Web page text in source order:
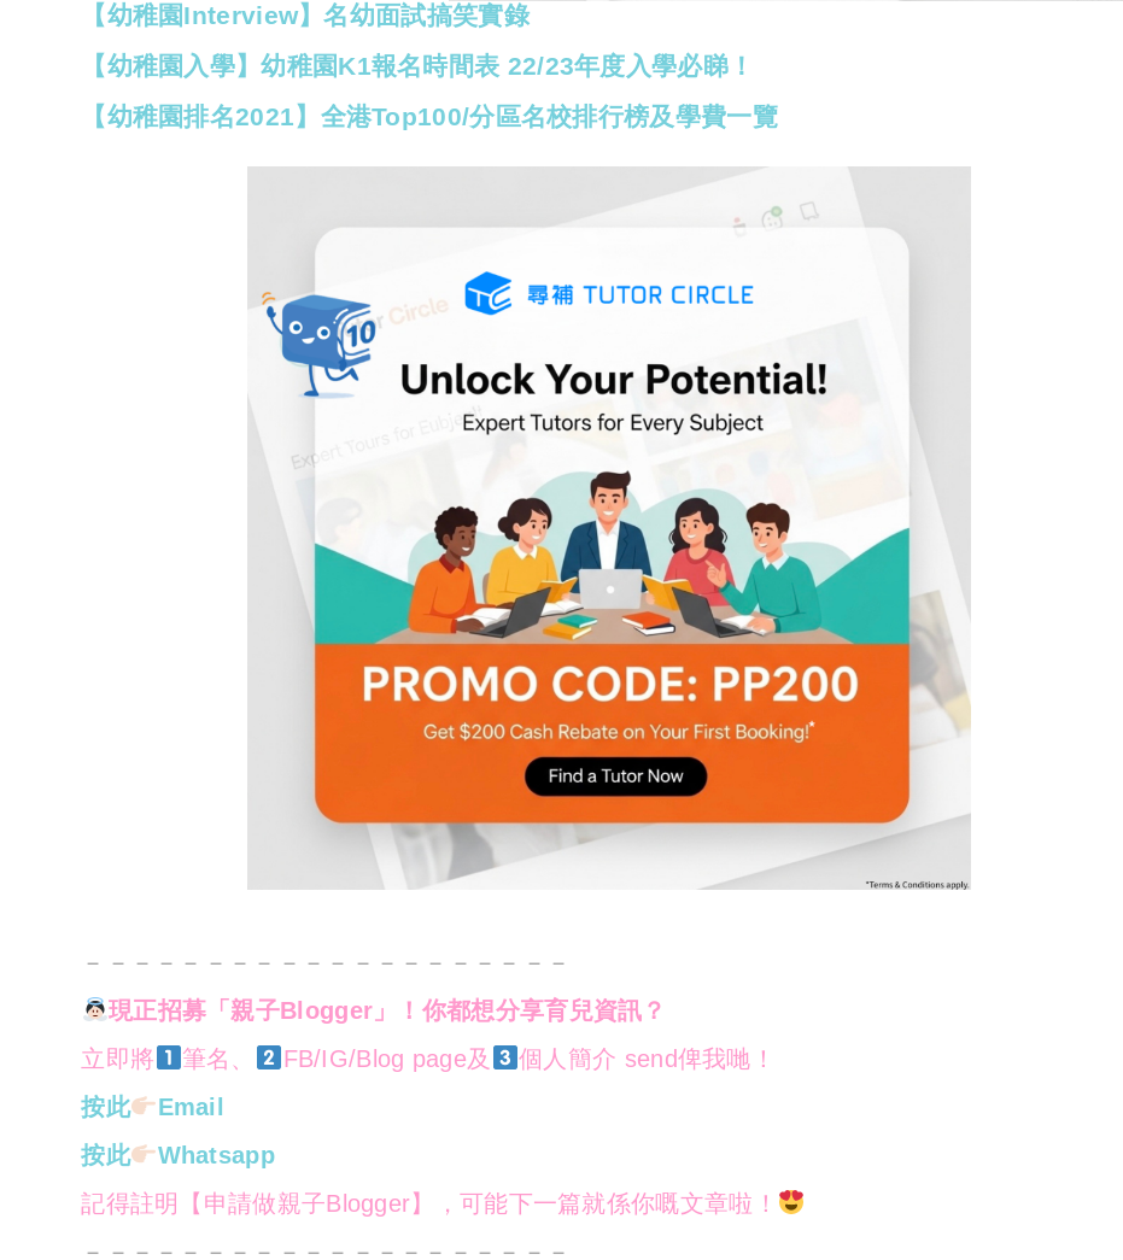
【幼稚園Interview】名幼面試搞笑實錄
【幼稚園入學】幼稚園K1報名時間表 22/23年度入學必睇！
【幼稚園排名2021】全港Top100/分區名校排行榜及學費一覽
－－－－－－－－－－－－－－－－－－－－
現正招募「親子Blogger」！你都想分享育兒資訊？
立即將
筆名、 FB/IG/Blog page及
個人簡介 send俾我哋！
按此
Email
按此
Whatsapp
記得註明【申請做親子Blogger】，可能下一篇就係你嘅文章啦！
－－－－－－－－－－－－－－－－－－－－